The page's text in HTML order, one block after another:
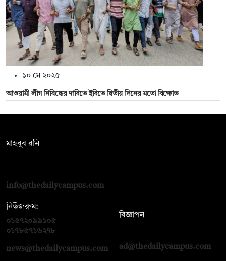
১০ মে ২০২৫
আওয়ামী লীগ নিষিদ্ধের দাবিতে ইবিতে দ্বিতীয় দিনের মতো বিক্ষোভ
মাহবুব রনি
info@thedailycampus.com
নিউজরুম:
০১৫৭২০৯৯১০৫
০১৭৮৫৭১৬২৭৮
news@thedailycampus.com
বিজ্ঞাপন
ad@thedailycampus.com